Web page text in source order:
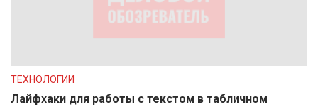
ТЕХНОЛОГИИ
Лайфхаки для работы с текстом в табличном